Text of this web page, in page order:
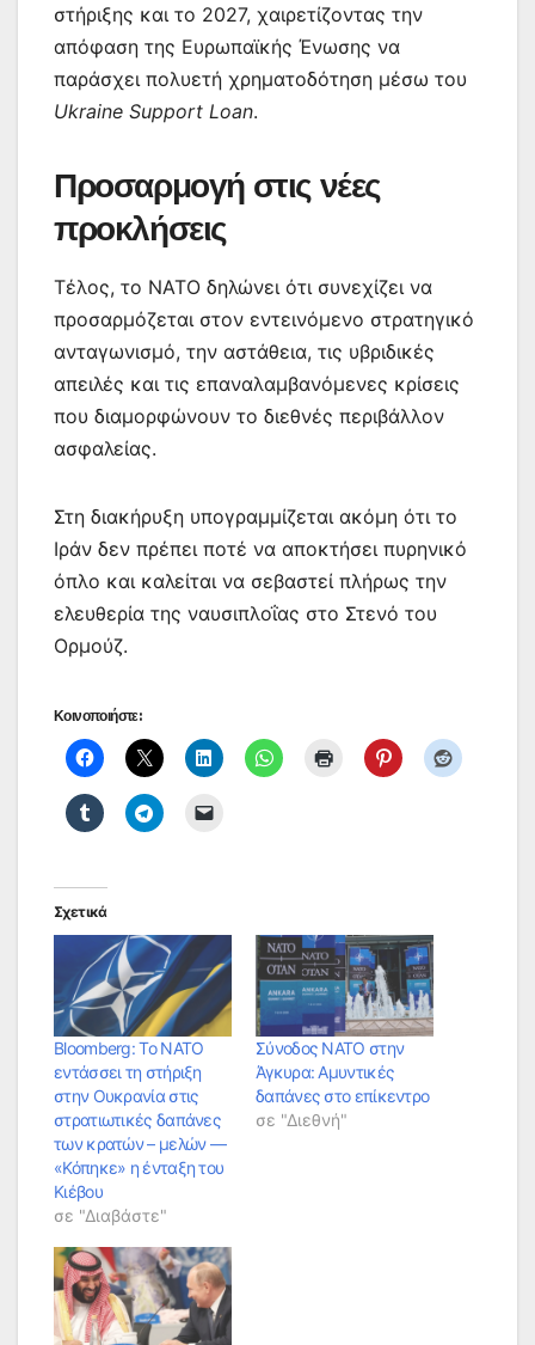
στήριξης και το 2027, χαιρετίζοντας την
απόφαση της Ευρωπαϊκής Ένωσης να
παράσχει πολυετή χρηματοδότηση μέσω του
Ukraine Support Loan.
Προσαρμογή στις νέες
προκλήσεις
Τέλος, το ΝΑΤΟ δηλώνει ότι συνεχίζει να
προσαρμόζεται στον εντεινόμενο στρατηγικό
ανταγωνισμό, την αστάθεια, τις υβριδικές
απειλές και τις επαναλαμβανόμενες κρίσεις
που διαμορφώνουν το διεθνές περιβάλλον
ασφαλείας.
Στη διακήρυξη υπογραμμίζεται ακόμη ότι το
Ιράν δεν πρέπει ποτέ να αποκτήσει πυρηνικό
όπλο και καλείται να σεβαστεί πλήρως την
ελευθερία της ναυσιπλοΐας στο Στενό του
Ορμούζ.
Κοινοποιήστε:
Σχετικά
Bloomberg: Το ΝΑΤΟ
εντάσσει τη στήριξη
στην Ουκρανία στις
στρατιωτικές δαπάνες
των κρατών – μελών —
«Κόπηκε» η ένταξη του
Κιέβου
σε "Διαβάστε"
Σύνοδος ΝΑΤΟ στην
Άγκυρα: Αμυντικές
δαπάνες στο επίκεντρο
σε "Διεθνή"